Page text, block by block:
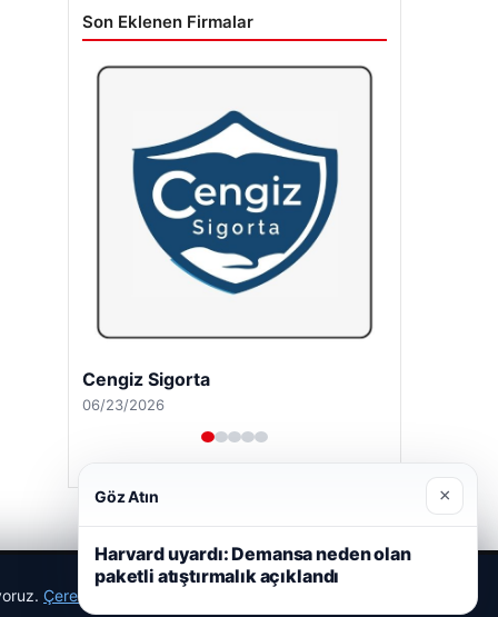
Son Eklenen Firmalar
Cengiz Sigorta
06/23/2026
Çerez Politikamız
Göz Atın ×
Harvard uyardı: Demansa neden olan
paketli atıştırmalık açıklandı